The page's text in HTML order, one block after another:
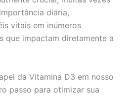
diária,
vitais em inúmeros
que impactam diretamente a
da Vitamina D3 em nosso
passo para otimizar sua